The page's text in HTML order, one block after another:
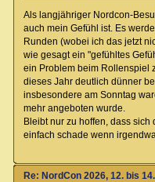
Als langjähriger Nordcon-
auch mein Gefühl ist. Es
Runden (wobei ich das jetzt
wie gesagt ein "gefühltes
ein Problem beim Rollenspiel
dieses Jahr deutlich dünner
insbesondere am Sonntag
mehr angeboten wurde.
Bleibt nur zu hoffen, dass
einfach schade wenn
Re: NordCon 2026, 12. bis